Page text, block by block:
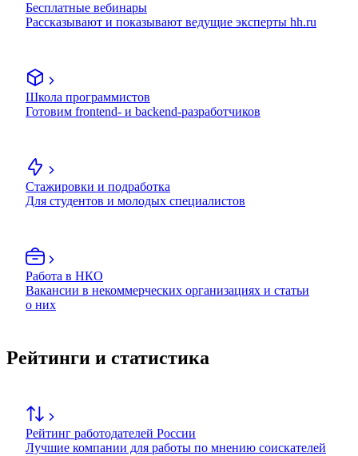
Бесплатные вебинары
Рассказывают и показывают ведущие эксперты hh.ru
Школа программистов
Готовим frontend- и backend-разработчиков
Стажировки и подработка
Для студентов и молодых специалистов
Работа в НКО
Вакансии в некоммерческих организациях и статьи
о них
Рейтинги и статистика
Рейтинг работодателей России
Лучшие компании для работы по мнению соискателей